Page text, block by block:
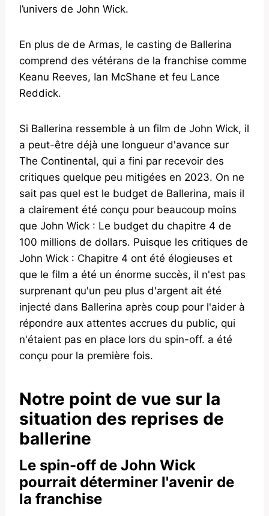
l’univers de John Wick.
En plus de de Armas, le casting de Ballerina
comprend des vétérans de la franchise comme
Keanu Reeves, Ian McShane et feu Lance
Reddick.
Si Ballerina ressemble à un film de John Wick, il
a peut-être déjà une longueur d'avance sur
The Continental, qui a fini par recevoir des
critiques quelque peu mitigées en 2023. On ne
sait pas quel est le budget de Ballerina, mais il
a clairement été conçu pour beaucoup moins
que John Wick : Le budget du chapitre 4 de
100 millions de dollars. Puisque les critiques de
John Wick : Chapitre 4 ont été élogieuses et
que le film a été un énorme succès, il n'est pas
surprenant qu'un peu plus d'argent ait été
injecté dans Ballerina après coup pour l'aider à
répondre aux attentes accrues du public, qui
n'étaient pas en place lors du spin-off. a été
conçu pour la première fois.
Notre point de vue sur la
situation des reprises de
ballerine
Le spin-off de John Wick
pourrait déterminer l'avenir de
la franchise